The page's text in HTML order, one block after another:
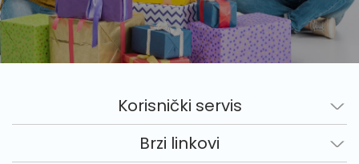
Korisnički servis
Brzi linkovi